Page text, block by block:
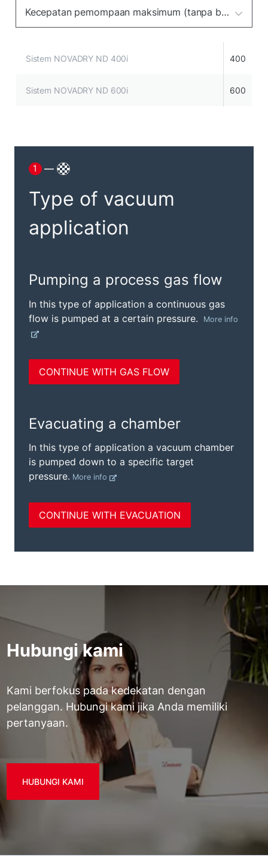
Kecepatan pemompaan maksimum (tanpa balast gas)
Sistem NOVADRY ND 400i 400
Sistem NOVADRY ND 600i 600
Hubungi kami
Kami berfokus pada kedekatan dengan
pelanggan. Hubungi kami jika Anda memiliki
pertanyaan.
HUBUNGI KAMI